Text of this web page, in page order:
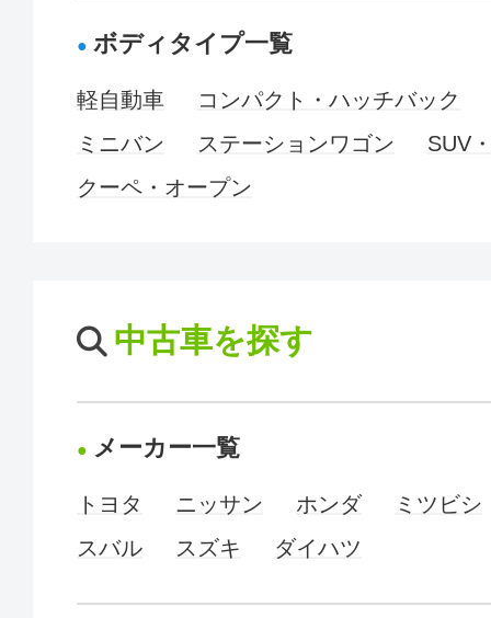
ボディタイプ一覧
軽自動車
コンパクト・ハッチバック
ミニバン
ステーションワゴン
SUV
クーペ・オープン
中古車を探す
メーカー一覧
トヨタ ニッサン ホンダ
ミツビシ
スバル
スズキ ダイハツ